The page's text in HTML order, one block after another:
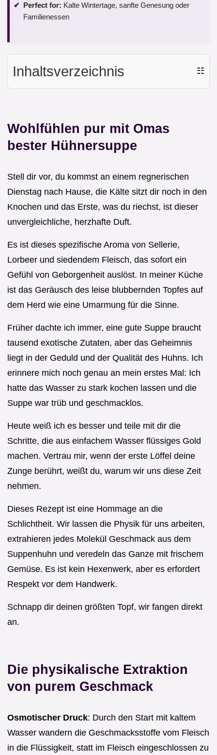
Perfect for: Kalte Wintertage, sanfte Genesung oder
Familienessen
Inhaltsverzeichnis ☷
Wohlfühlen pur mit Omas
bester Hühnersuppe
Stell dir vor, du kommst an einem regnerischen
Dienstag nach Hause, die Kälte sitzt dir noch in den
Knochen und das Erste, was du riechst, ist dieser
unvergleichliche, herzhafte Duft.
Es ist dieses spezifische Aroma von Sellerie,
Lorbeer und siedendem Fleisch, das sofort ein
Gefühl von Geborgenheit auslöst. In meiner Küche
ist das Geräusch des leise blubbernden Topfes auf
dem Herd wie eine Umarmung für die Sinne.
Früher dachte ich immer, eine gute Suppe braucht
tausend exotische Zutaten, aber das Geheimnis
liegt in der Geduld und der Qualität des Huhns. Ich
erinnere mich noch genau an mein erstes Mal: Ich
hatte das Wasser zu stark kochen lassen und die
Suppe war trüb und geschmacklos.
Heute weiß ich es besser und teile mit dir die
Schritte, die aus einfachem Wasser flüssiges Gold
machen. Vertrau mir, wenn der erste Löffel deine
Zunge berührt, weißt du, warum wir uns diese Zeit
nehmen.
Dieses Rezept ist eine Hommage an die
Schlichtheit. Wir lassen die Physik für uns arbeiten,
extrahieren jedes Molekül Geschmack aus dem
Suppenhuhn und veredeln das Ganze mit frischem
Gemüse. Es ist kein Hexenwerk, aber es erfordert
Respekt vor dem Handwerk.
Schnapp dir deinen größten Topf, wir fangen direkt
an.
Die physikalische Extraktion
von purem Geschmack
Osmotischer Druck: Durch den Start mit kaltem
Wasser wandern die Geschmacksstoffe vom Fleisch
in die Flüssigkeit, statt im Fleisch eingeschlossen zu